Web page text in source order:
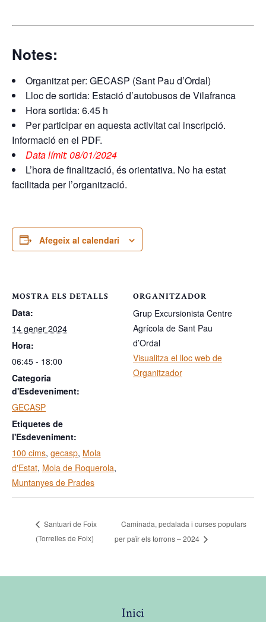
Notes:
Organitzat per: GECASP (Sant Pau d’Ordal)
Lloc de sortida: Estació d’autobusos de Vilafranca
Hora sortida: 6.45 h
Per participar en aquesta activitat cal inscripció.
Informació en el PDF.
Data límit: 08/01/2024
L’hora de finalització, és orientativa. No ha estat
facilitada per l’organització.
Afegeix al calendari
MOSTRA ELS DETALLS
Data:
14 gener 2024
Hora:
06:45 - 18:00
Categoria
d'Esdeveniment:
GECASP
Etiquetes de
l'Esdeveniment:
100 cims, gecasp, Mola
d'Estat, Mola de Roquerola,
Muntanyes de Prades
ORGANITZADOR
Grup Excursionista Centre
Agrícola de Sant Pau
d’Ordal
Visualitza el lloc web de
Organitzador
Santuari de Foix
(Torrelles de Foix)
Caminada, pedalada i curses populars
per païr els torrons – 2024
Inici